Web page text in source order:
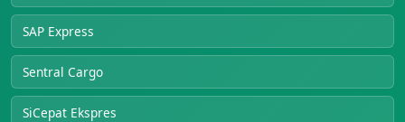
SAP Express
Sentral Cargo
SiCepat Ekspres